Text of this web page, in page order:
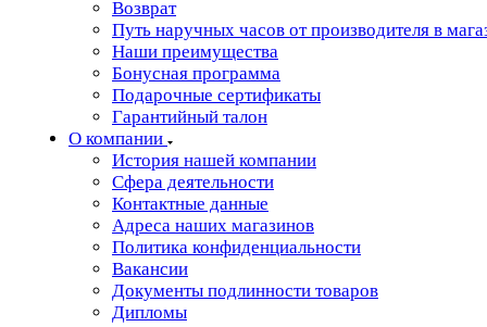
Возврат
Путь наручных часов от производителя в
Наши преимущества
Бонусная программа
Подарочные сертификаты
Гарантийный талон
О компании
История нашей компании
Сфера деятельности
Контактные данные
Адреса наших магазинов
Политика конфиденциальности
Вакансии
Документы подлинности товаров
Дипломы